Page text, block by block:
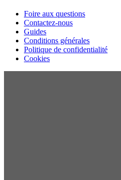
Foire aux questions
Contactez-nous
Guides
Conditions générales
Politique de confidentialité
Cookies